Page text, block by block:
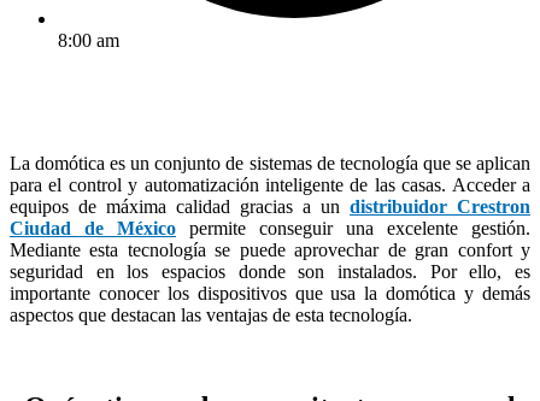
8:00 am
La domótica es un conjunto de sistemas de tecnología que se aplican
para el control y automatización inteligente de las casas. Acceder a
equipos de máxima calidad gracias a un distribuidor Crestron
Ciudad de México permite conseguir una excelente gestión.
Mediante esta tecnología se puede aprovechar de gran confort y
seguridad en los espacios donde son instalados. Por ello, es
importante conocer los dispositivos que usa la domótica y demás
aspectos que destacan las ventajas de esta tecnología.